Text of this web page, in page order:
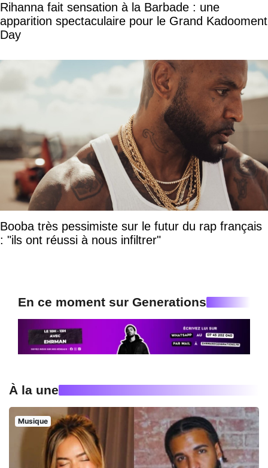
Rihanna fait sensation à la Barbade : une
apparition spectaculaire pour le Grand Kadooment
Day
Booba très pessimiste sur le futur du rap français
: "ils ont réussi à nous infiltrer"
En ce moment sur Generations
À la une
Musique